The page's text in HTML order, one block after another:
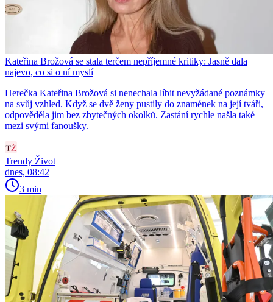
Kateřina Brožová se stala terčem nepříjemné kritiky: Jasně dala
najevo, co si o ní myslí
Herečka Kateřina Brožová si nenechala líbit nevyžádané poznámky
na svůj vzhled. Když se dvě ženy pustily do znamének na její tváři,
odpověděla jim bez zbytečných okolků. Zastání rychle našla také
mezi svými fanoušky.
Trendy Život
dnes, 08:42
3 min